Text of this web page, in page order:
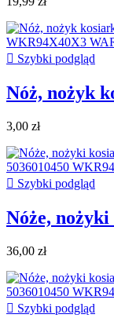
 Szybki podgląd
Nóż, nożyk
3,00 zł
 Szybki podgląd
Nóże,
36,00 zł
 Szybki podgląd